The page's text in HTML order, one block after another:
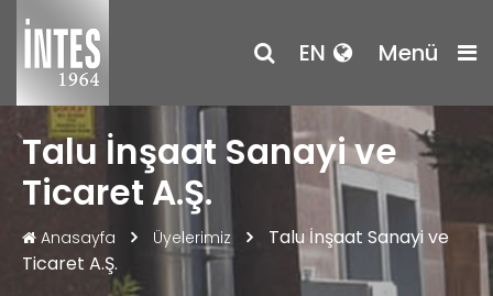
EN Menü
Talu İnşaat Sanayi ve
Ticaret A.Ş.
Anasayfa Üyelerimiz
Talu İnşaat Sanayi ve
Ticaret A.Ş.